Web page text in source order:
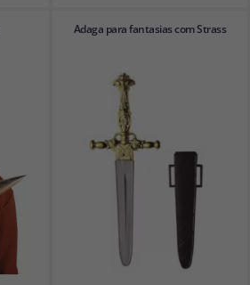
Adaga para fantasias com Strass